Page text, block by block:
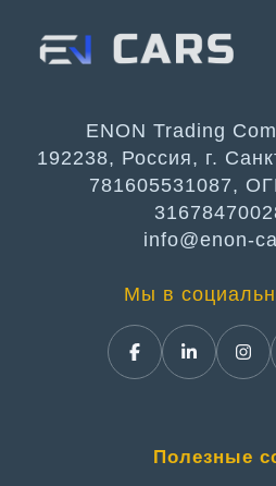
ENON Trading
192238, Россия, г.
781605531087,
info@enon-
Мы в
Полезные